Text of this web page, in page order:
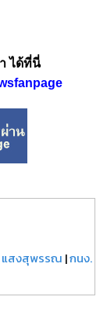
ได้ที่นี่
สงสุพรรณ |กนง.